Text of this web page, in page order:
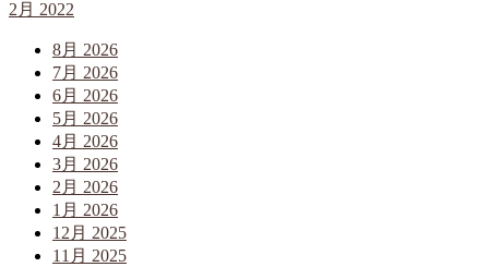
2月 2022
8月 2026
7月 2026
6月 2026
5月 2026
4月 2026
3月 2026
2月 2026
1月 2026
12月 2025
11月 2025